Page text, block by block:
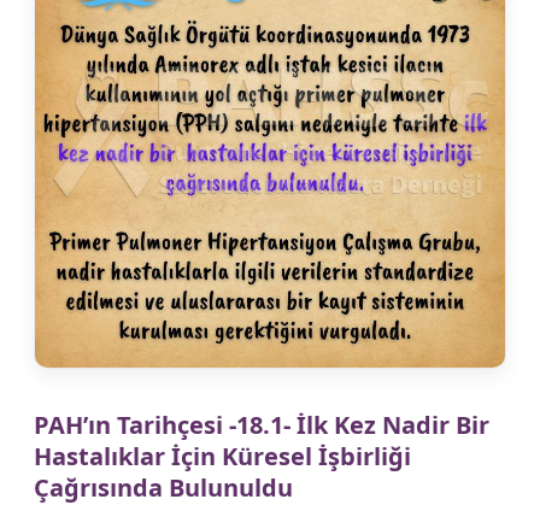
PAH’ın Tarihçesi -18.1- İlk Kez Nadir Bir
Hastalıklar İçin Küresel İşbirliği
Çağrısında Bulunuldu